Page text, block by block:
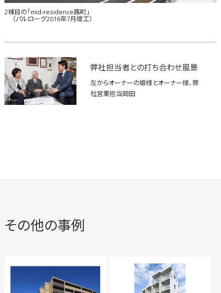
2棟目の「mid-residence茜町」
（パルローグ2016年7月竣工）
弊社担当者との打ち合わせ風景
左からオーナーの娘様とオーナー様、弊
社営業担当岡田
その他の事例